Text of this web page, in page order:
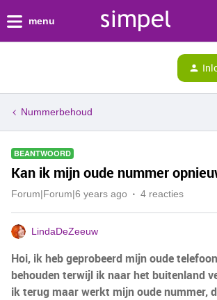
menu
Nummerbehoud
BEANTWOORD
Kan ik mijn oude nummer
Forum|Forum|6 years ago 4 reacties
LindaDeZeeuw
Hoi, ik heb geprobeerd mijn oude
behouden terwijl ik naar het buitenland
ik terug maar werkt mijn oude nummer,